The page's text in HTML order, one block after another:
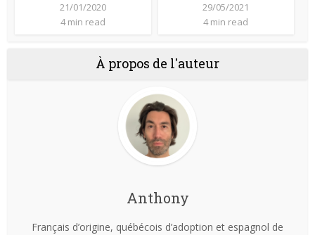
21/01/2020
4 min read
29/05/2021
4 min read
À propos de l'auteur
Anthony
Français d’origine, québécois d’adoption et espagnol de